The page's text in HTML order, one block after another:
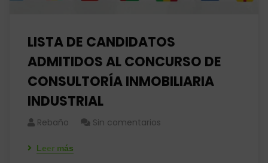
LISTA DE CANDIDATOS
ADMITIDOS AL CONCURSO DE
CONSULTORÍA INMOBILIARIA
INDUSTRIAL
Rebaño Sin comentarios
Leer más